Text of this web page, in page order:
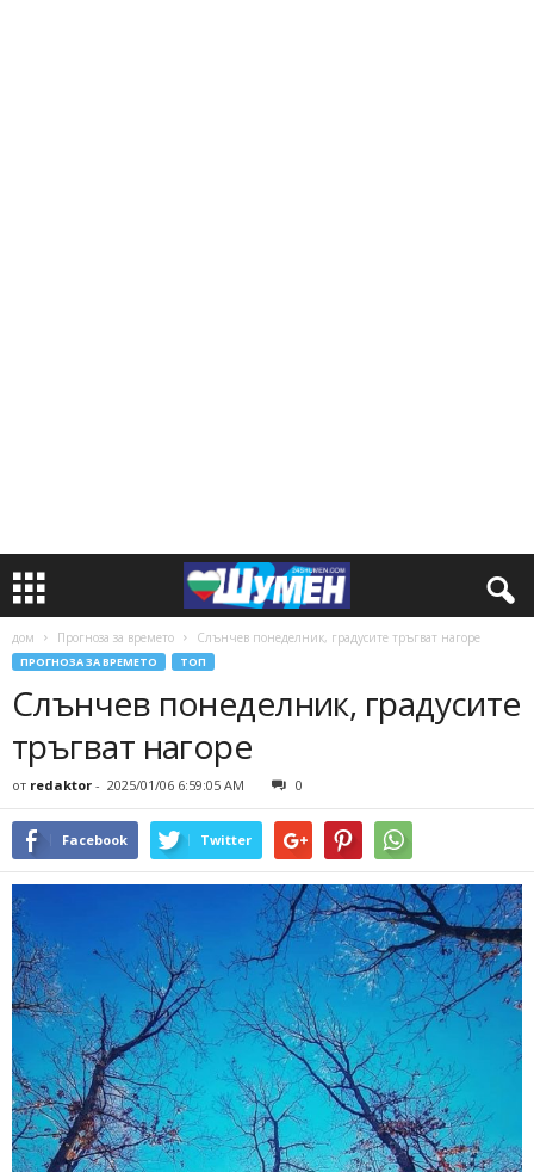
дом Прогноза за времето Слънчев понеделник, градусите тръгват нагоре
ПРОГНОЗА ЗА ВРЕМЕТО ТОП
Слънчев понеделник, градусите
тръгват нагоре
от redaktor - 2025/01/06 6:59:05 AM 0
Facebook Twitter